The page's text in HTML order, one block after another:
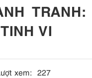
VI
xem: 227